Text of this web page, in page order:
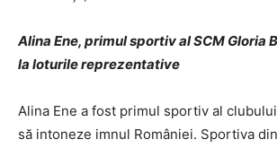
Alina Ene, primul sportiv al SCM Gloria
la loturile reprezentative
Alina Ene a fost primul sportiv al
să intoneze imnul României. Sportiva